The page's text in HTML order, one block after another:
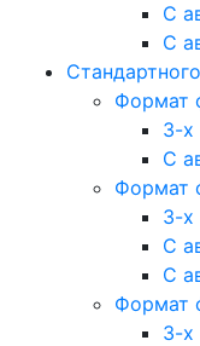
С
С
Формат
3-х
С
Формат
3-х
С
С
Формат
3-х